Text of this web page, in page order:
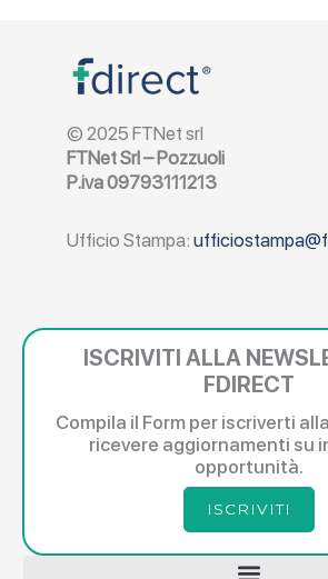
© 2025 FTNet srl
FTNet Srl – Pozzuoli
P.iva 09793111213
Ufficio Stampa:
ISCRIVITI ALLA
FDIRECT
Compila il Form per iscriverti
ricevere aggiornamenti su
opportunità.
ISCRIVITI